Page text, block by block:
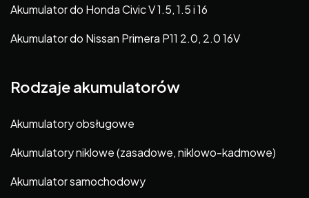
Akumulator do Honda Civic V 1.5, 1.5 i 16
Akumulator do Nissan Primera P11 2.0, 2.0 16V
Rodzaje akumulatorów
Akumulatory obsługowe
Akumulatory niklowe (zasadowe, niklowo-kadmowe)
Akumulator samochodowy